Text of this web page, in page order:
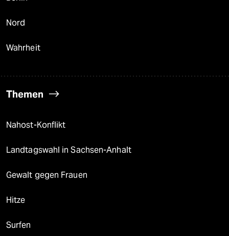
Nord
Wahrheit
Themen
Nahost-Konflikt
Landtagswahl in Sachsen-Anhalt
Gewalt gegen Frauen
Hitze
Surfen